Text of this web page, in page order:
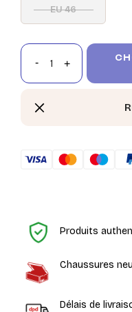
EU 46
Produits
Chaussures
Délais de